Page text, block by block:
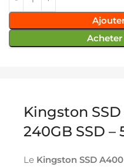
Kingston SSD
240GB SSD –
Le Kingston SSD